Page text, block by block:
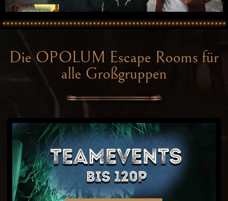
Die OPOLUM Escape Rooms für
alle Großgruppen